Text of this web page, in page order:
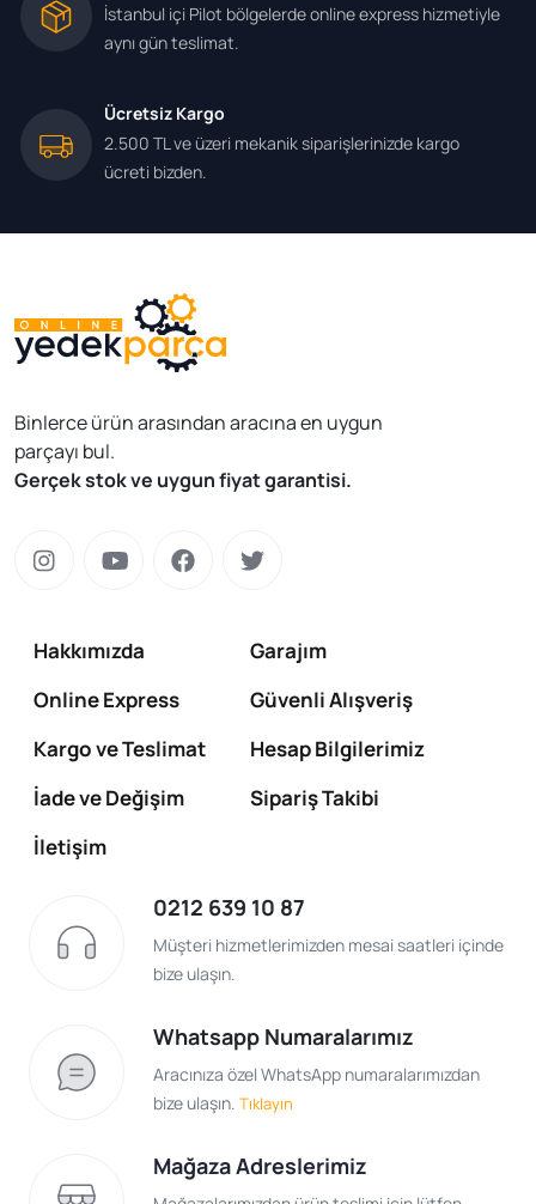
İstanbul içi Pilot bölgelerde online express hizmetiyle
aynı gün teslimat.
Ücretsiz Kargo
2.500 TL ve üzeri mekanik siparişlerinizde kargo
ücreti bizden.
Binlerce ürün arasından aracına en uygun
parçayı bul.
Gerçek stok ve uygun fiyat garantisi.
Hakkımızda
Garajım
Online Express
Güvenli Alışveriş
Kargo ve Teslimat
Hesap Bilgilerimiz
İade ve Değişim
Sipariş Takibi
İletişim
0212 639 10 87
Müşteri hizmetlerimizden mesai saatleri içinde
bize ulaşın.
Whatsapp Numaralarımız
Aracınıza özel WhatsApp numaralarımızdan
bize ulaşın. Tıklayın
Mağaza Adreslerimiz